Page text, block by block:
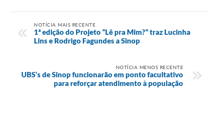
NOTÍCIA MAIS RECENTE
1ª edição do Projeto “Lê pra Mim?” traz Lucinha
Lins e Rodrigo Fagundes a Sinop
NOTÍCIA MENOS RECENTE
UBS’s de Sinop funcionarão em ponto facultativo
para reforçar atendimento à população